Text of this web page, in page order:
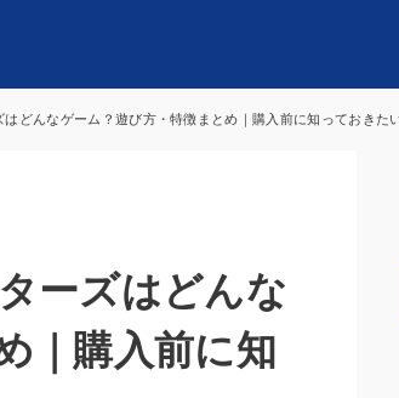
どんなゲーム？遊び方・特徴まとめ｜購入前に知っておきた
ーズはどんな
｜購入前に知